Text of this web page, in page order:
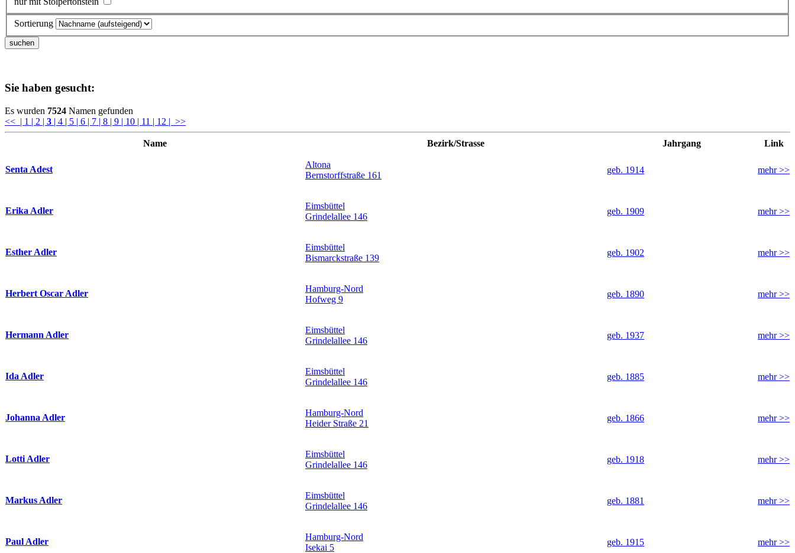
Sortierung
Sie haben gesucht:
Es wurden 7524 Namen gefunden
<< | 1 | 2 | 3 | 4 | 5 | 6 | 7 | 8 | 9 | 10 | 11 | 12 | >>
Name Bezirk/Strasse Jahrgang Link
Senta Adest
Altona
Bernstorffstraße 161
geb. 1914 mehr >>
Erika Adler
Eimsbüttel
Grindelallee 146
geb. 1909 mehr >>
Esther Adler
Eimsbüttel
Bismarckstraße 139
geb. 1902 mehr >>
Herbert Oscar Adler
Hamburg-Nord
Hofweg 9
geb. 1890 mehr >>
Hermann Adler
Eimsbüttel
Grindelallee 146
geb. 1937 mehr >>
Ida Adler
Eimsbüttel
Grindelallee 146
geb. 1885 mehr >>
Johanna Adler
Hamburg-Nord
Heider Straße 21
geb. 1866 mehr >>
Lotti Adler
Eimsbüttel
Grindelallee 146
geb. 1918 mehr >>
Markus Adler
Eimsbüttel
Grindelallee 146
geb. 1881 mehr >>
Paul Adler
Hamburg-Nord
Isekai 5
geb. 1915 mehr >>